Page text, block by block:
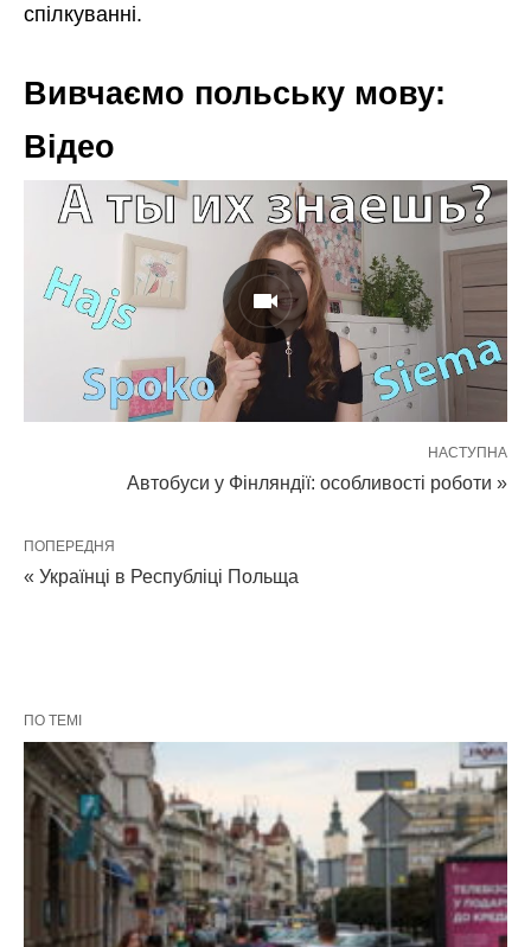
спілкуванні.
Вивчаємо польську мову:
Відео
НАСТУПНА
Автобуси у Фінляндії: особливості роботи »
ПОПЕРЕДНЯ
« Українці в Республіці Польща
ПО ТЕМІ